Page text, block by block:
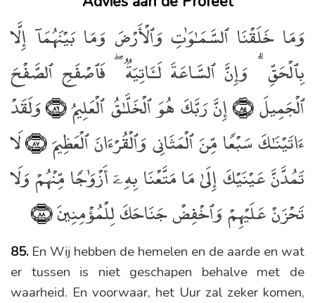
85. En Wij hebben de hemelen en de aarde en wat
er tussen is niet geschapen behalve met de
waarheid. En voorwaar, het Uur zal zeker komen,
وَمَا خَلَقْنَا ٱلسَّمَـٰوَٰتِ وَٱلْأَرْضَ وَمَا بَيْنَهُمَآ إِلَّا
بِٱلْحَقِّ ۗ وَإِنَّ ٱلسَّاعَةَ لَـَٔاتِيَةٌۭ ۖ فَٱصْفَحِ ٱلصَّفْحَ
ٱلْجَمِيلَ﴿٨٥﴾ إِنَّ رَبَّكَ هُوَ ٱلْخَلَّـٰقُ ٱلْعَلِيمُ﴿٨٦﴾
وَلَقَدْ
ءَاتَيْنَـٰكَ سَبْعًۭا مِّنَ ٱلْمَثَانِى وَٱلْقُرْءَانَ ٱلْعَظِيمَ﴿٨٧﴾
لَا
تَمُدَّنَّ عَيْنَيْكَ إِلَىٰ مَا مَتَّعْنَا بِهِۦٓ أَزْوَٰجًۭا مِّنْهُمْ وَلَا
تَحْزَنْ عَلَيْهِمْ وَٱخْفِضْ جَنَاحَكَ لِلْمُؤْمِنِينَ﴿٨٨﴾